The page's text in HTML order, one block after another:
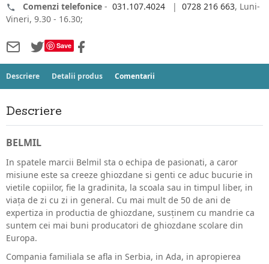
Comenzi telefonice - 031.107.4024 | 0728 216 663, Luni-
Vineri, 9.30 - 16.30;
Save
Descriere Detalii produs Comentarii
Descriere
BELMIL
In spatele marcii Belmil sta o echipa de pasionati, a caror
misiune este sa creeze ghiozdane si genti ce aduc bucurie in
vietile copiilor, fie la gradinita, la scoala sau in timpul liber, in
viața de zi cu zi in general. Cu mai mult de 50 de ani de
expertiza in productia de ghiozdane, susținem cu mandrie ca
suntem cei mai buni producatori de ghiozdane scolare din
Europa.
Compania familiala se afla in Serbia, in Ada, in apropierea